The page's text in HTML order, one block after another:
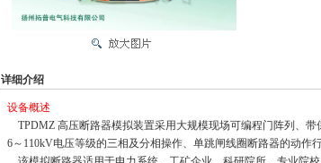
详细介绍
设备概述
TPDMZ 高压断路器模拟装置采用大规模现场可编程门阵列、
6～110kV电压等级的三相及分相操作、单跳闸线圈断路器的动作